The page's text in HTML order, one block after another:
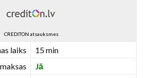
CREDITON atsauksmes
laiks
15 min
Jā